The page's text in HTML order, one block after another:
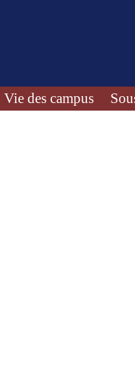
Vie des campus